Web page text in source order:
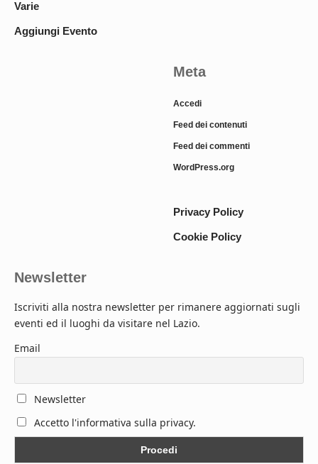
Varie
Aggiungi Evento
Meta
Accedi
Feed dei contenuti
Feed dei commenti
WordPress.org
Privacy Policy
Cookie Policy
Newsletter
Iscriviti alla nostra newsletter per rimanere aggiornati sugli
eventi ed il luoghi da visitare nel Lazio.
Email
Newsletter
Accetto l'informativa sulla privacy.